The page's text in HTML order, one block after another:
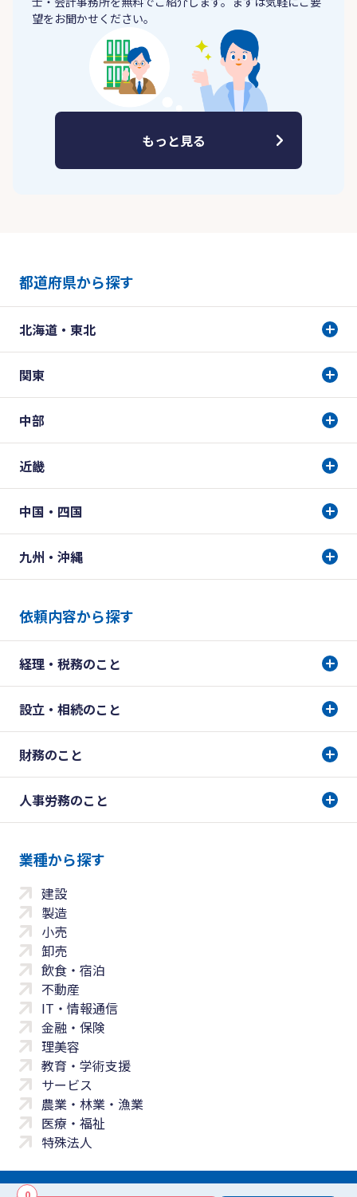
0
望をお聞かせください。
もっと見る
都道府県から探す
北海道・東北
関東
中部
近畿
中国・四国
九州・沖縄
依頼内容から探す
経理・税務のこと
設立・相続のこと
財務のこと
人事労務のこと
業種から探す
建設
製造
小売
卸売
飲食・宿泊
不動産
IT・情報通信
金融・保険
理美容
教育・学術支援
サービス
農業・林業・漁業
医療・福祉
特殊法人